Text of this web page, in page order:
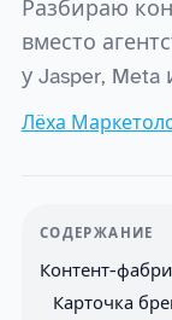
Разбираю
вместо
у Jasper, Meta
Лёха
СОДЕРЖАНИЕ
Контент-
Карточка